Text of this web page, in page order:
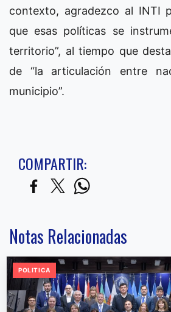
contexto, agradezco al INTI
que esas políticas se
territorio”, al tiempo que
de “la articulación entre
municipio”.
COMPARTIR:
Notas Relacionadas
POLITICA